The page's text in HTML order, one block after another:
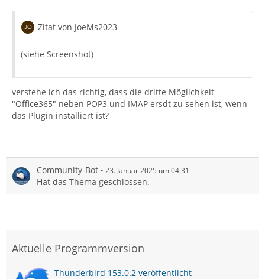
Zitat von JoeMs2023
(siehe Screenshot)
verstehe ich das richtig, dass die dritte Möglichkeit
"Office365" neben POP3 und IMAP ersdt zu sehen ist, wenn
das Plugin installiert ist?
Community-Bot 23. Januar 2025 um 04:31
Hat das Thema geschlossen.
Aktuelle Programmversion
Thunderbird 153.0.2 veröffentlicht